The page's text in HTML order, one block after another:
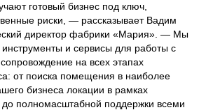
готовый бизнес под ключ,
риски, — рассказывает Вадим
директор фабрики «Мария». — Мы
и сервисы для работы с
на всех этапах
от поиска помещения в наиболее
бизнеса локации в рамках
до полномасштабной поддержки всеми